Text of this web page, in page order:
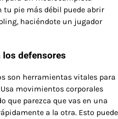
tu pie más débil puede abrir
haciéndote un jugador
los defensores
son herramientas vitales para
movimientos corporales
que parezca que vas en una
a la otra. Esto puede